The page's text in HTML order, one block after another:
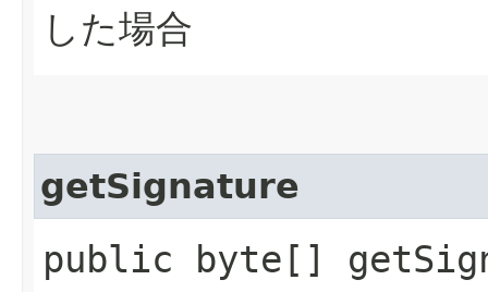
した場合
getSignature
public byte[]